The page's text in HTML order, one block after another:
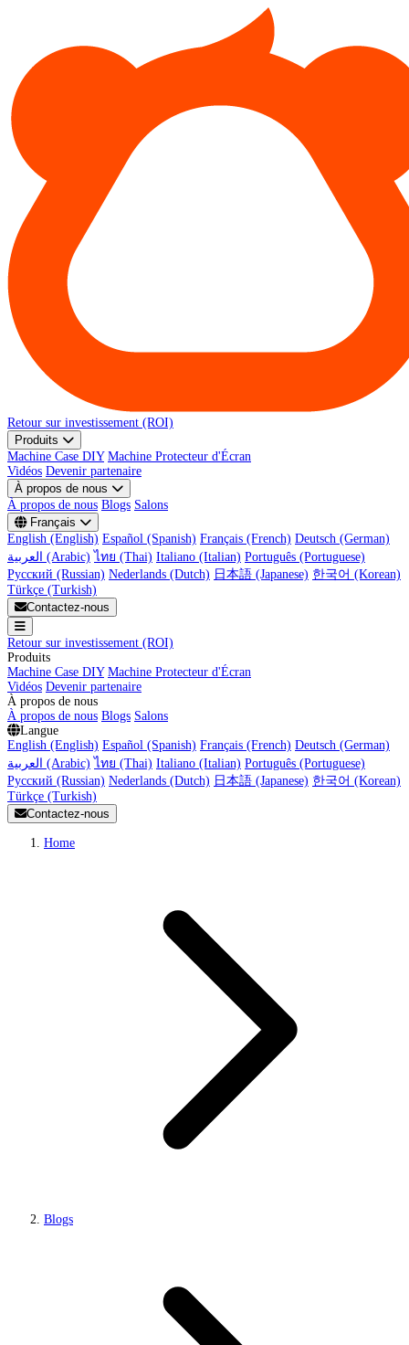
Retour sur investissement (ROI)
Produits
Machine Case DIY Machine Protecteur d'Écran
Vidéos Devenir partenaire
À propos de nous
À propos de nous Blogs Salons
Français
English (English) Español (Spanish) Français (French) Deutsch (German)
العربية (Arabic) ไทย (Thai) Italiano (Italian) Português (Portuguese)
Русский (Russian) Nederlands (Dutch) 日本語 (Japanese) 한국어 (Korean)
Türkçe (Turkish)
Contactez-nous
Retour sur investissement (ROI)
Produits
Machine Case DIY Machine Protecteur d'Écran
Vidéos Devenir partenaire
À propos de nous
À propos de nous Blogs Salons
Langue
English (English) Español (Spanish) Français (French) Deutsch (German)
العربية (Arabic) ไทย (Thai) Italiano (Italian) Português (Portuguese)
Русский (Russian) Nederlands (Dutch) 日本語 (Japanese) 한국어 (Korean)
Türkçe (Turkish)
Contactez-nous
Home
Blogs